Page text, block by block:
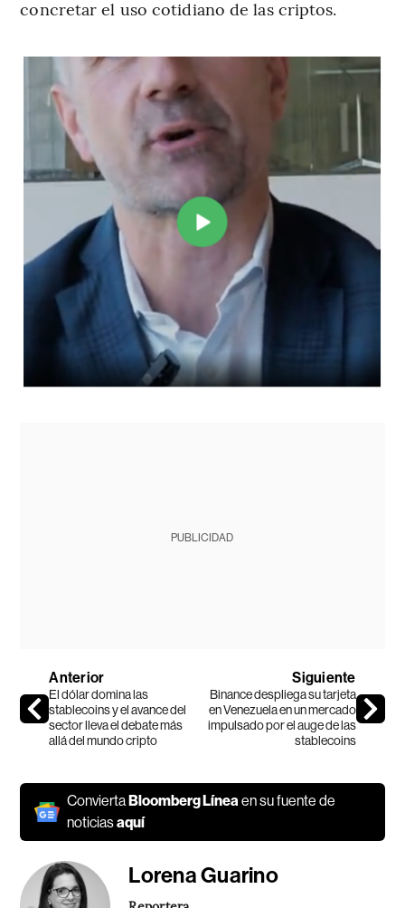
concretar el uso cotidiano de las criptos.
PUBLICIDAD
Anterior
El dólar domina las
stablecoins y el avance del
sector lleva el debate más
allá del mundo cripto
Siguiente
Binance despliega su tarjeta
en Venezuela en un mercado
impulsado por el auge de las
stablecoins
ConviertaBloomberg Líneaen su fuente de
noticiasaquí
Lorena Guarino